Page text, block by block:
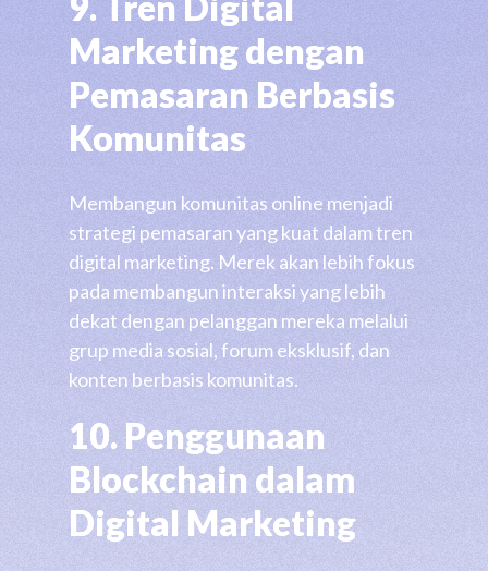
Marketing dengan
Pemasaran Berbasis
Komunitas
Membangun komunitas online menjadi
strategi pemasaran yang kuat dalam tren
digital marketing. Merek akan lebih fokus
pada membangun interaksi yang lebih
dekat dengan pelanggan mereka melalui
grup media sosial, forum eksklusif, dan
konten berbasis komunitas.
10. Penggunaan
Blockchain dalam
Digital Marketing